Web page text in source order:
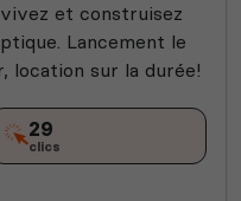
et construisez
Lancement le
location sur la durée!
29
clics